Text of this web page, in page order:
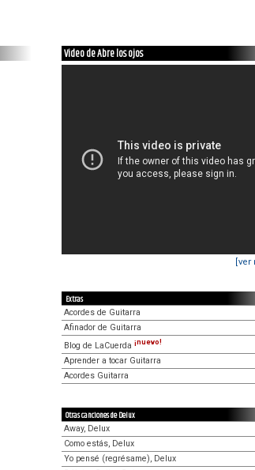
Video de Abre los ojos
[ver
Extras
Acordes de Guitarra
Afinador de Guitarra
Blog de LaCuerda ¡nuevo!
Aprender a tocar Guitarra
Acordes Guitarra
Otras canciones de Delux
Away, Delux
Como estás, Delux
Yo pensé (regrésame), Delux